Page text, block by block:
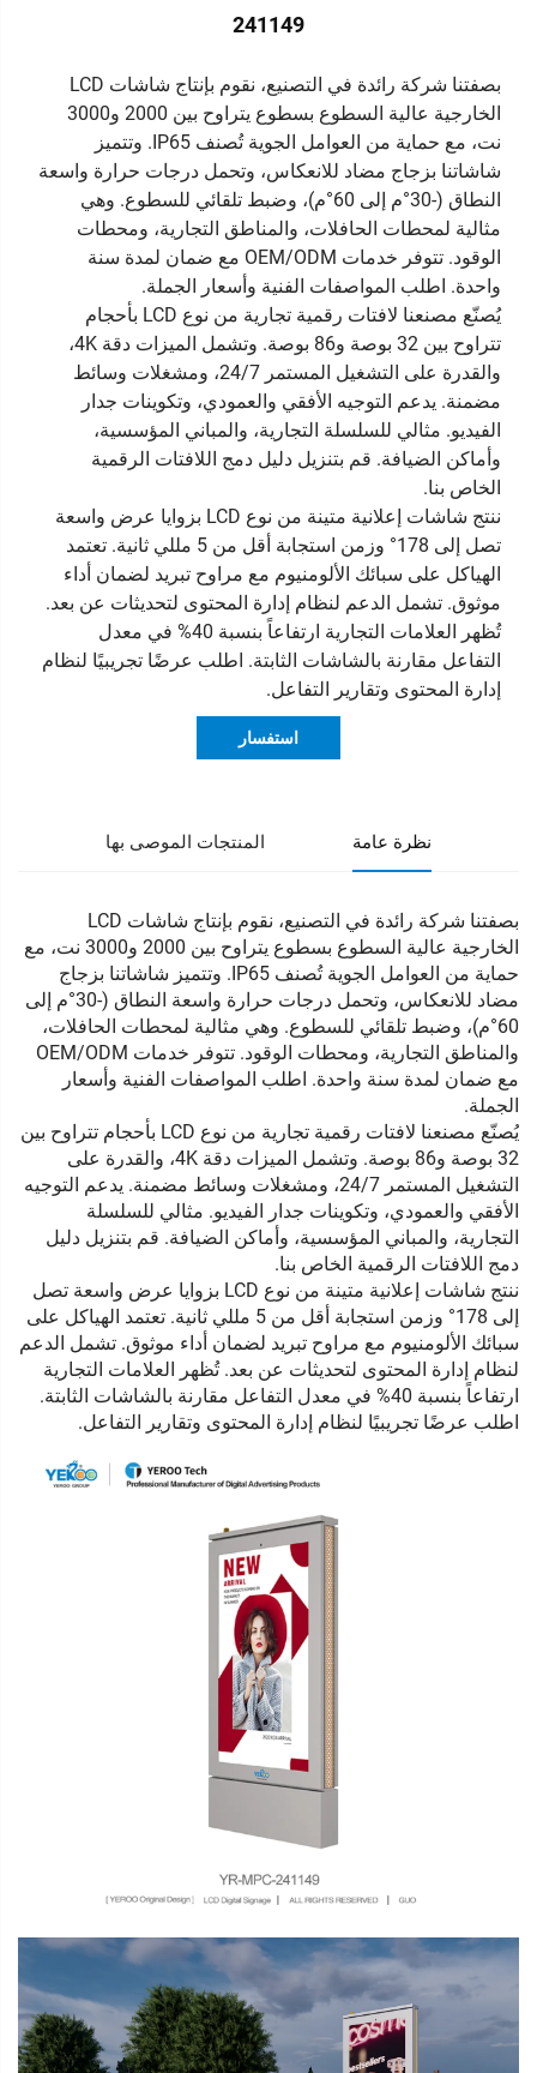
241149
بصفتنا شركة رائدة في التصنيع، نقوم بإنتاج شاشات LCD
الخارجية عالية السطوع بسطوع يتراوح بين 2000 و3000
نت، مع حماية من العوامل الجوية تُصنف IP65. وتتميز
شاشاتنا بزجاج مضاد للانعكاس، وتحمل درجات حرارة واسعة
النطاق (-30°م إلى 60°م)، وضبط تلقائي للسطوع. وهي
مثالية لمحطات الحافلات، والمناطق التجارية، ومحطات
الوقود. تتوفر خدمات OEM/ODM مع ضمان لمدة سنة
واحدة. اطلب المواصفات الفنية وأسعار الجملة.
يُصنّع مصنعنا لافتات رقمية تجارية من نوع LCD بأحجام
تتراوح بين 32 بوصة و86 بوصة. وتشمل الميزات دقة 4K،
والقدرة على التشغيل المستمر 24/7، ومشغلات وسائط
مضمنة. يدعم التوجيه الأفقي والعمودي، وتكوينات جدار
الفيديو. مثالي للسلسلة التجارية، والمباني المؤسسية،
وأماكن الضيافة. قم بتنزيل دليل دمج اللافتات الرقمية
الخاص بنا.
ننتج شاشات إعلانية متينة من نوع LCD بزوايا عرض واسعة
تصل إلى 178° وزمن استجابة أقل من 5 مللي ثانية. تعتمد
الهياكل على سبائك الألومنيوم مع مراوح تبريد لضمان أداء
موثوق. تشمل الدعم لنظام إدارة المحتوى لتحديثات عن بعد.
تُظهر العلامات التجارية ارتفاعاً بنسبة 40% في معدل
التفاعل مقارنة بالشاشات الثابتة. اطلب عرضًا تجريبيًا لنظام
إدارة المحتوى وتقارير التفاعل.
استفسار
نظرة عامة المنتجات الموصى بها
بصفتنا شركة رائدة في التصنيع، نقوم بإنتاج شاشات LCD
الخارجية عالية السطوع بسطوع يتراوح بين 2000 و3000 نت، مع
حماية من العوامل الجوية تُصنف IP65. وتتميز شاشاتنا بزجاج
مضاد للانعكاس، وتحمل درجات حرارة واسعة النطاق (-30°م إلى
60°م)، وضبط تلقائي للسطوع. وهي مثالية لمحطات الحافلات،
والمناطق التجارية، ومحطات الوقود. تتوفر خدمات OEM/ODM
مع ضمان لمدة سنة واحدة. اطلب المواصفات الفنية وأسعار
الجملة.
يُصنّع مصنعنا لافتات رقمية تجارية من نوع LCD بأحجام تتراوح بين
32 بوصة و86 بوصة. وتشمل الميزات دقة 4K، والقدرة على
التشغيل المستمر 24/7، ومشغلات وسائط مضمنة. يدعم التوجيه
الأفقي والعمودي، وتكوينات جدار الفيديو. مثالي للسلسلة
التجارية، والمباني المؤسسية، وأماكن الضيافة. قم بتنزيل دليل
دمج اللافتات الرقمية الخاص بنا.
ننتج شاشات إعلانية متينة من نوع LCD بزوايا عرض واسعة تصل
إلى 178° وزمن استجابة أقل من 5 مللي ثانية. تعتمد الهياكل على
سبائك الألومنيوم مع مراوح تبريد لضمان أداء موثوق. تشمل الدعم
لنظام إدارة المحتوى لتحديثات عن بعد. تُظهر العلامات التجارية
ارتفاعاً بنسبة 40% في معدل التفاعل مقارنة بالشاشات الثابتة.
اطلب عرضًا تجريبيًا لنظام إدارة المحتوى وتقارير التفاعل.